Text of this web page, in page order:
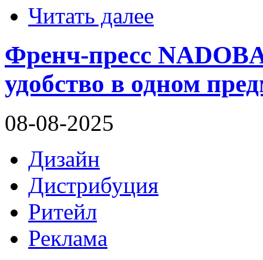
Читать далее
Френч-пресс
удобство в одном
08-08-2025
Дизайн
Дистрибуция
Ритейл
Реклама